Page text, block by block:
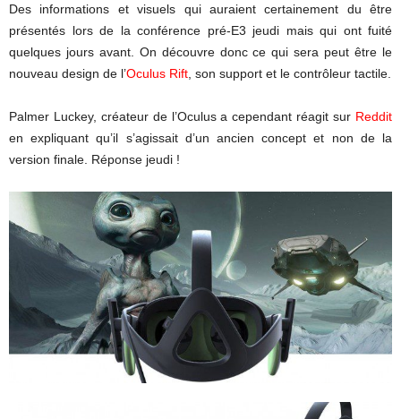
Des informations et visuels qui auraient certainement du être
présentés lors de la conférence pré-E3 jeudi mais qui ont fuité
quelques jours avant. On découvre donc ce qui sera peut être le
nouveau design de l’Oculus Rift , son support et le contrôleur tactile.
Palmer Luckey, créateur de l’Oculus a cependant réagit sur Reddit
en expliquant qu’il s’agissait d’un ancien concept et non de la
version finale. Réponse jeudi !